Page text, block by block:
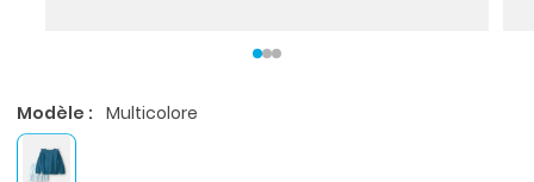
Modèle : Multicolore